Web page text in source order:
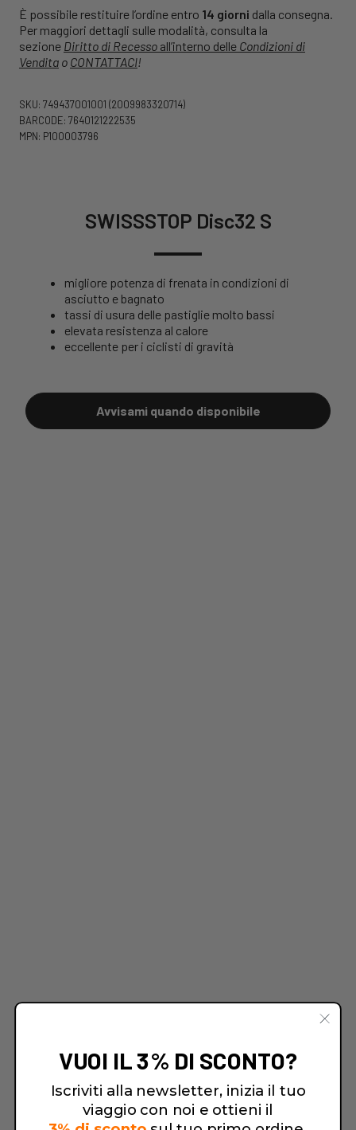
È possibile restituire l’ordine entro 14 giorni dalla consegna.
Per maggiori dettagli sulle modalità, consulta la
sezione Diritto di Recesso all’interno delle Condizioni di
Vendita o CONTATTACI!
SKU: 749437001001 (2009983320714)
BARCODE: 7640121222535
MPN: P100003796
SWISSSTOP Disc32 S
migliore potenza di frenata in condizioni di
asciutto e bagnato
tassi di usura delle pastiglie molto bassi
elevata resistenza al calore
eccellente per i ciclisti di gravità
Avvisami quando disponibile
VUOI IL 3% DI SCONTO?
Iscriviti alla newsletter, inizia il tuo
viaggio con noi e ottieni il